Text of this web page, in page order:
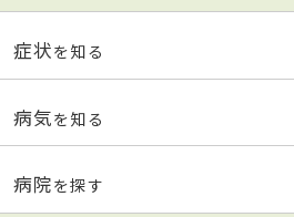
症状を知る
病気を知る
病院を探す